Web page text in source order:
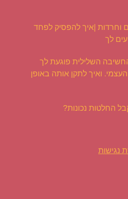
וחרדות |איך להפסיק לפחד
לך
השלילית פוגעת לך
ואיך לתקן אותה באופן
החלטות נכונות?
נגישות